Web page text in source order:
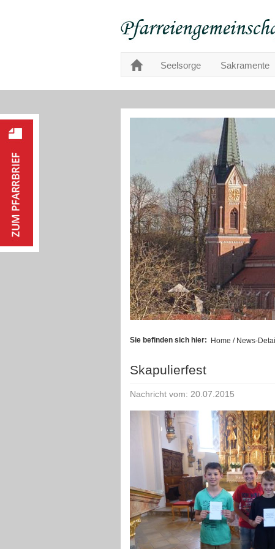
Seelsorge Sakramente
Sie befinden sich hier: Home / News-Detail
Skapulierfest
Nachricht vom: 20.07.2015